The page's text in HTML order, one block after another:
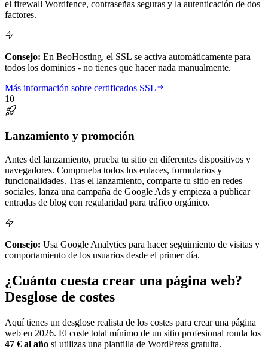
el firewall Wordfence, contraseñas seguras y la autenticación de dos
factores.
Consejo: En BeoHosting, el SSL se activa automáticamente para
todos los dominios - no tienes que hacer nada manualmente.
Más información sobre certificados SSL
10
Lanzamiento y promoción
Antes del lanzamiento, prueba tu sitio en diferentes dispositivos y
navegadores. Comprueba todos los enlaces, formularios y
funcionalidades. Tras el lanzamiento, comparte tu sitio en redes
sociales, lanza una campaña de Google Ads y empieza a publicar
entradas de blog con regularidad para tráfico orgánico.
Consejo: Usa Google Analytics para hacer seguimiento de visitas y
comportamiento de los usuarios desde el primer día.
¿Cuánto cuesta crear una página web?
Desglose de costes
Aquí tienes un desglose realista de los costes para crear una página
web en 2026. El coste total mínimo de un sitio profesional ronda los
47 € al año si utilizas una plantilla de WordPress gratuita.